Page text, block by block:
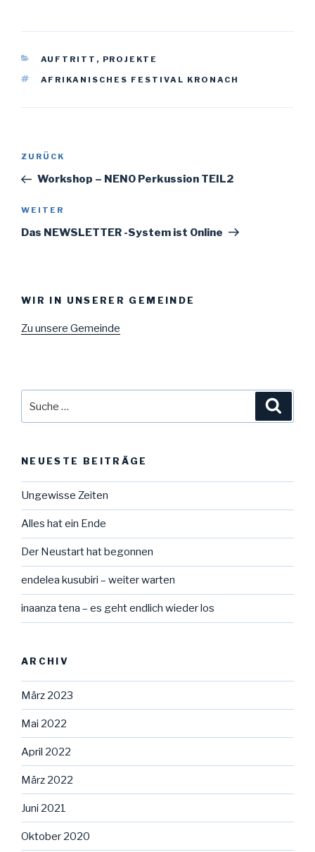
KATEGORIEN
AUFTRITT , PROJEKTE
SCHLAGWÖRTER
AFRIKANISCHES FESTIVAL KRONACH
Beitragsnavigation
Vorheriger
Beitrag
ZURÜCK
Workshop – NENO Perkussion TEIL2
Nächster
Beitrag
WEITER
Das NEWSLETTER -System ist Online
WIR IN UNSERER GEMEINDE
Zu unsere Gemeinde
nach:
NEUESTE BEITRÄGE
Ungewisse Zeiten
Alles hat ein Ende
Der Neustart hat begonnen
endelea kusubiri – weiter warten
inaanza tena – es geht endlich wieder los
ARCHIV
März 2023
Mai 2022
April 2022
März 2022
Juni 2021
Oktober 2020